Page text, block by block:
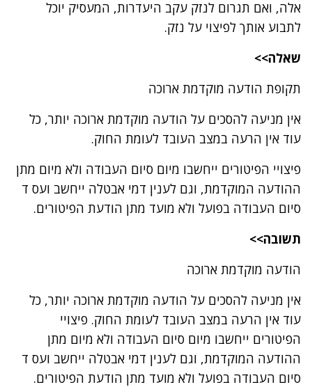
אלה, ואם תגרום לנזק עקב היעדרות, המעסיק יוכל
לתבוע אותך לפיצוי על נזק.
שאלה>>
תקופת הודעה מוקדמת ארוכה
אין מניעה להסכים על הודעה מוקדמת ארוכה יותר, כל
עוד אין הרעה במצב העובד לעומת החוק.
פיצויי הפיטורים ייחשבו מיום סיום העבודה ולא מיום מתן
ההודעה המוקדמת, וגם לענין דמי אבטלה ייחשב ועס ד
סיום העבודה בפועל ולא מועד מתן הודעת הפיטורים.
תשובה>>
הודעה מוקדמת ארוכה
אין מניעה להסכים על הודעה מוקדמת ארוכה יותר, כל
עוד אין הרעה במצב העובד לעומת החוק. פיצויי
הפיטורים ייחשבו מיום סיום העבודה ולא מיום מתן
ההודעה המוקדמת, וגם לענין דמי אבטלה ייחשב ועס ד
סיום העבודה בפועל ולא מועד מתן הודעת הפיטורים.